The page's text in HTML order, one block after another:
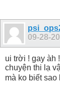
09-28-
ui trời ! gay àh
chuyện thi lạ
mà ko biết sao